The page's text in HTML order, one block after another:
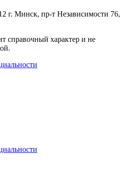
г. Минск, пр-т Независимости 76,
справочный характер и не